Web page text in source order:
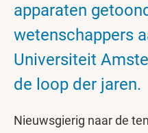
apparaten
wetenschappers
Universiteit
de loop der jaren.
Nieuwsgierig naar de